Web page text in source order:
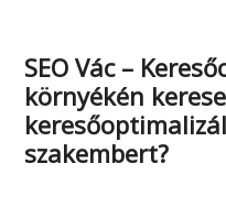
SEO Vác –
környékén
szakembert?